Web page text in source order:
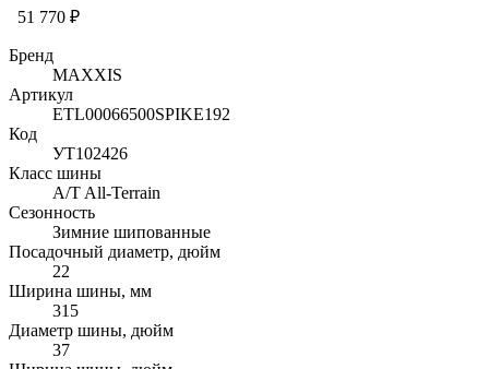
51 770 ₽
Бренд
MAXXIS
Артикул
ETL00066500SPIKE192
Код
УТ102426
Класс шины
A/T All-Terrain
Сезонность
Зимние шипованные
Посадочный диаметр, дюйм
22
Ширина шины, мм
315
Диаметр шины, дюйм
37